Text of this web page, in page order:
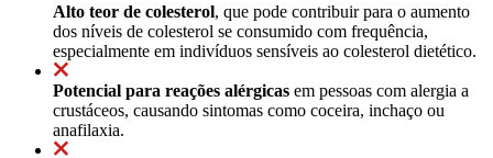
Alto teor de colesterol, que pode contribuir para o aumento
dos níveis de colesterol se consumido com frequência,
especialmente em indivíduos sensíveis ao colesterol dietético.
Potencial para reações alérgicas em pessoas com alergia a
crustáceos, causando sintomas como coceira, inchaço ou
anafilaxia.